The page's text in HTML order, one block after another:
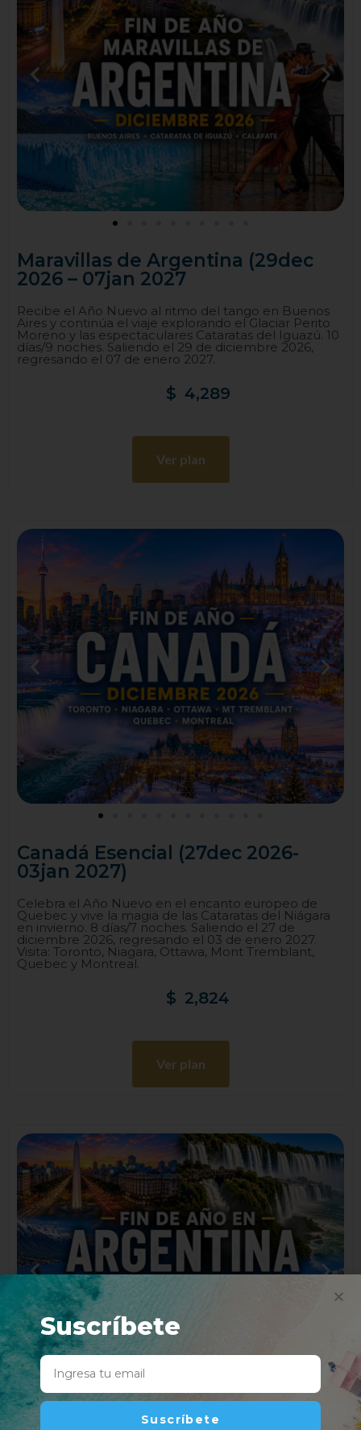
Maravillas de Argentina (29dec
2026 – 07jan 2027
Recibe el Año Nuevo al ritmo del tango en Buenos
Aires y continúa el viaje explorando el Glaciar Perito
Moreno y las espectaculares Cataratas del Iguazú. 10
días/9 noches. Saliendo el 29 de diciembre 2026,
regresando el 07 de enero 2027.
$ 4,289
Ver plan
Canadá Esencial (27dec 2026-
03jan 2027)
Celebra el Año Nuevo en el encanto europeo de
Quebec y vive la magia de las Cataratas del Niágara
en invierno. 8 días/7 noches. Saliendo el 27 de
diciembre 2026, regresando el 03 de enero 2027.
Visita: Toronto, Niagara, Ottawa, Mont Tremblant,
Quebec y Montreal.
$ 2,824
Ver plan
Suscríbete
Suscríbete